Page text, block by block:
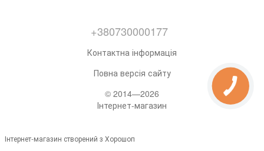
+380730000177
Контактна інформація
Повна версія сайту
© 2014—2026
Інтернет-магазин
Інтернет-магазин створений з Хорошоп